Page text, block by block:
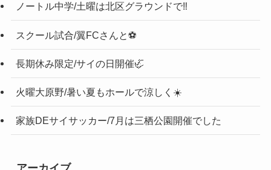
ノートル中学/土曜は北区グラウンドで‼️
スクール試合/翼FCさんと⚽️
長期休み限定/サイの日開催🦏
火曜大原野/暑い夏もホールで涼しく☀️
家族DEサイサッカー/7月は三栖公園開催でした